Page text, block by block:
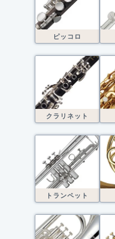
ピッコロ
クラリネット
トランペット